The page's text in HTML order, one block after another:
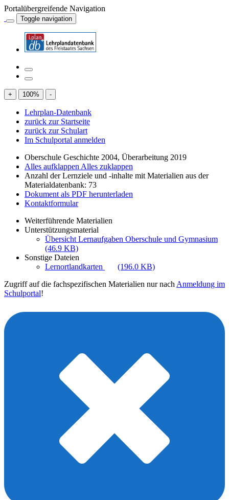
Portalübergreifende Navigation
Toggle navigation
+ 100% -
Lehrplan-Datenbank
zurück zur Startseite
zurück zur Schulart
Im Schulportal anmelden
Oberschule Geschichte 2004, Überarbeitung 2019
Alles aufklappen Alles zuklappen
Anzahl der Lernziele und -inhalte mit Materialien aus der
Materialdatenbank: 73
Dokument als PDF herunterladen
Kontaktformular
Weiterführende Materialien
Unterstützungsmaterial
Übersicht Lernaufgaben Oberschule und Gymnasium
(46.9 KB)
Sonstige Dateien
Lernortlandkarten
(196.0 KB)
Zugriff auf die fachspezifischen Materialien nur nach Anmeldung im
Schulportal!